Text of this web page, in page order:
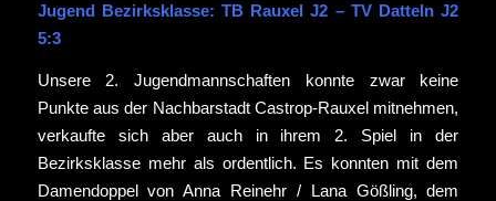
Jugend Bezirksklasse: TB Rauxel J2 – TV Datteln J2
5:3
Unsere 2. Jugendmannschaften konnte zwar keine
Punkte aus der Nachbarstadt Castrop-Rauxel mitnehmen,
verkaufte sich aber auch in ihrem 2. Spiel in der
Bezirksklasse mehr als ordentlich. Es konnten mit dem
Damendoppel von Anna Reinehr / Lana Gößling, dem